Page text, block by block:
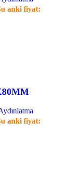
anki fiyat:
anki fiyat: